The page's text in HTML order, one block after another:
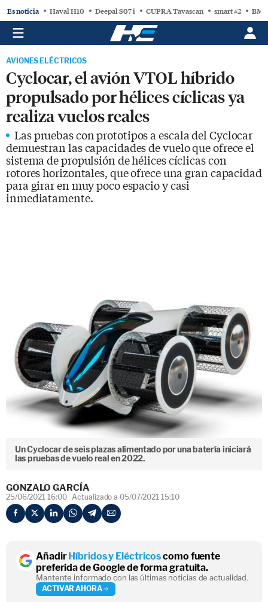
Es noticia Haval H10 Deepal S07 i CUPRA Tavascan smart #2
AVIONES ELÉCTRICOS
Cyclocar, el avión VTOL híbrido
propulsado por hélices cíclicas ya
realiza vuelos reales
Las pruebas con prototipos a escala del Cyclocar
demuestran las capacidades de vuelo que ofrece el
sistema de propulsión de hélices cíclicas con
rotores horizontales, que ofrece una gran capacidad
para girar en muy poco espacio y casi
inmediatamente.
Un Cyclocar de seis plazas alimentado por una batería iniciará
las pruebas de vuelo real en 2022.
GONZALO GARCÍA
25/06/2021 16:00 Actualizado a 05/07/2021 15:10
AñadirHíbridos y Eléctricoscomo fuente
preferida de Google de forma gratuita.
Mantente informado con las últimas noticias de actualidad.
ACTIVAR AHORA